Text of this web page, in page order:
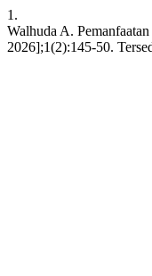
1.
Walhuda A.
2026];1(2):145-50.